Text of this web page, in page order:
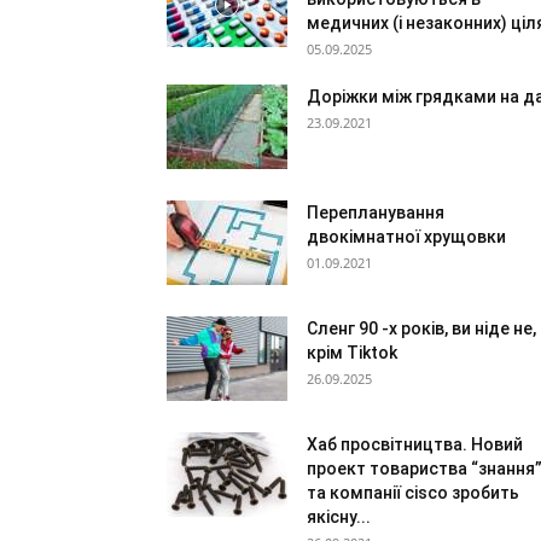
медичних (і незаконних)
05.09.2025
Доріжки між грядками на
23.09.2021
Перепланування
двокімнатної хрущовки
01.09.2021
Сленг 90 -х років, ви ніде не,
крім Tiktok
26.09.2025
Хаб просвітництва. Новий
проект товариства “знання”
та компанії cisco зробить
якісну...